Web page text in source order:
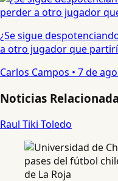
¿Se sigue
a otro jugador que
Carlos Campos • 7 de
Noticias
Raul Tiki Toledo